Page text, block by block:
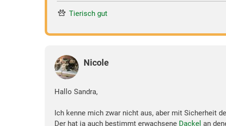
Tierisch gut
Nicole
Hallo Sandra,
Ich kenne mich zwar nicht aus, aber mit Sicherheit
Der hat ja auch bestimmt erwachsene Dackel an